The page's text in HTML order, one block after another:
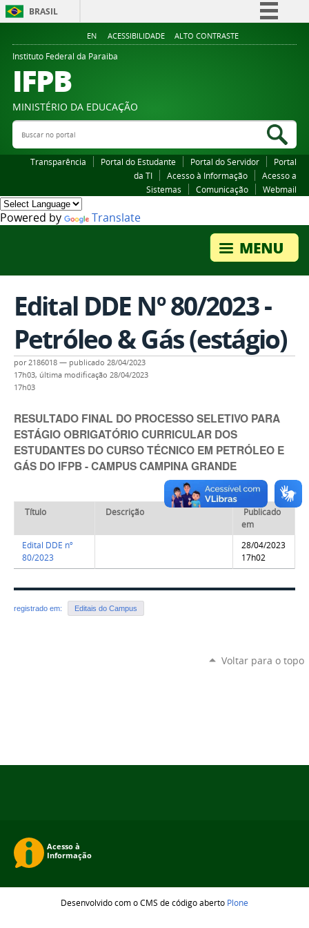
BRASIL
Simplifique!
Legislação
EN ACESSIBILIDADE ALTO CONTRASTE
Instituto Federal da Paraiba
IFPB
MINISTÉRIO DA EDUCAÇÃO
Buscar no portal
Transparência Portal do Estudante Portal do Servidor
Portal
da TI
Acesso à Informação
Acesso a
Sistemas
Comunicação Webmail
Powered by Translate
Edital DDE Nº 80/2023 -
Petróleo & Gás (estágio)
por2186018 — publicado 28/04/2023
17h03, última modificação 28/04/2023
17h03
RESULTADO FINAL DO PROCESSO SELETIVO PARA
ESTÁGIO OBRIGATÓRIO CURRICULAR DOS
ESTUDANTES DO CURSO TÉCNICO EM PETRÓLEO E
GÁS DO IFPB - CAMPUS CAMPINA GRANDE
Título Descrição
Publicado
em
Edital DDE nº
80/2023
28/04/2023
17h02
registrado em: Editais do Campus
Voltar para o topo
Desenvolvido com o CMS de código aberto Plone